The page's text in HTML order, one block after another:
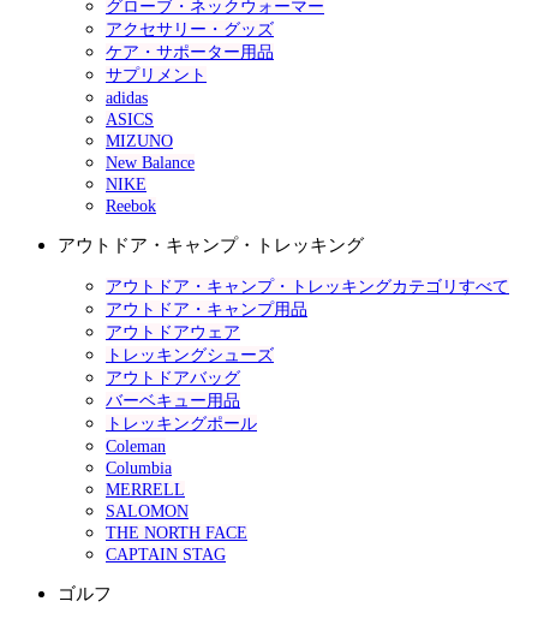
グローブ・ネックウォーマー
アクセサリー・グッズ
ケア・サポーター用品
サプリメント
adidas
ASICS
MIZUNO
New Balance
NIKE
Reebok
アウトドア・キャンプ・トレッキング
アウトドア・キャンプ・トレッキングカテゴリすべて
アウトドア・キャンプ用品
アウトドアウェア
トレッキングシューズ
アウトドアバッグ
バーベキュー用品
トレッキングポール
Coleman
Columbia
MERRELL
SALOMON
THE NORTH FACE
CAPTAIN STAG
ゴルフ